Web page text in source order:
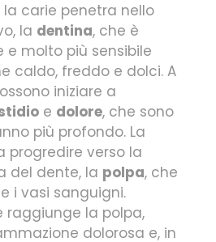
carie penetra nello
la dentina, che è
e molto più sensibile
caldo, freddo e dolci. A
iniziare a
e dolore, che sono
più profondo. La
progredire verso la
del dente, la polpa, che
i vasi sanguigni.
raggiunge la polpa,
dolorosa e, in